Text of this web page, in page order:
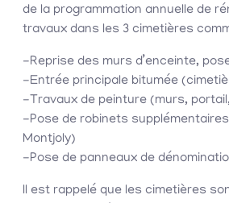
de la programmation annuelle de
travaux dans les 3 cimetières
-Reprise des murs d’enceinte,
-Entrée principale bitumée
-Travaux de peinture (murs,
-Pose de robinets
Montjoly)
-Pose de panneaux de
Il est rappelé que les cimetières